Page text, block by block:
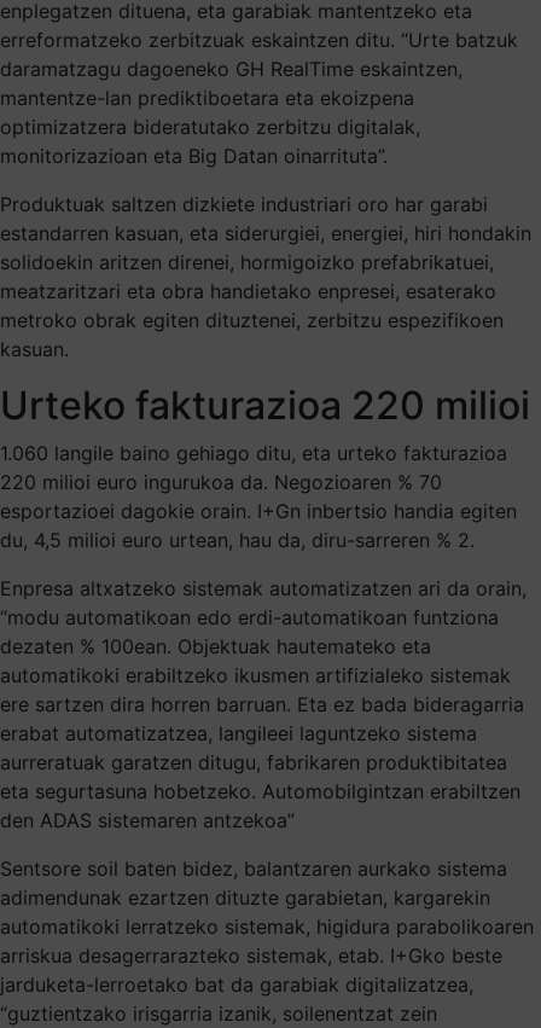
enplegatzen dituena, eta garabiak mantentzeko eta
erreformatzeko zerbitzuak eskaintzen ditu. “Urte batzuk
daramatzagu dagoeneko GH RealTime eskaintzen,
mantentze-lan prediktiboetara eta ekoizpena
optimizatzera bideratutako zerbitzu digitalak,
monitorizazioan eta Big Datan oinarrituta”.
Produktuak saltzen dizkiete industriari oro har garabi
estandarren kasuan, eta siderurgiei, energiei, hiri hondakin
solidoekin aritzen direnei, hormigoizko prefabrikatuei,
meatzaritzari eta obra handietako enpresei, esaterako
metroko obrak egiten dituztenei, zerbitzu espezifikoen
kasuan.
Urteko fakturazioa 220 milioi
1.060 langile baino gehiago ditu, eta urteko fakturazioa
220 milioi euro ingurukoa da. Negozioaren % 70
esportazioei dagokie orain. I+Gn inbertsio handia egiten
du, 4,5 milioi euro urtean, hau da, diru-sarreren % 2.
Enpresa altxatzeko sistemak automatizatzen ari da orain,
“modu automatikoan edo erdi-automatikoan funtziona
dezaten % 100ean. Objektuak hautemateko eta
automatikoki erabiltzeko ikusmen artifizialeko sistemak
ere sartzen dira horren barruan. Eta ez bada bideragarria
erabat automatizatzea, langileei laguntzeko sistema
aurreratuak garatzen ditugu, fabrikaren produktibitatea
eta segurtasuna hobetzeko. Automobilgintzan erabiltzen
den ADAS sistemaren antzekoa”
Sentsore soil baten bidez, balantzaren aurkako sistema
adimendunak ezartzen dituzte garabietan, kargarekin
automatikoki lerratzeko sistemak, higidura parabolikoaren
arriskua desagerrarazteko sistemak, etab. I+Gko beste
jarduketa-lerroetako bat da garabiak digitalizatzea,
“guztientzako irisgarria izanik, soilenentzat zein